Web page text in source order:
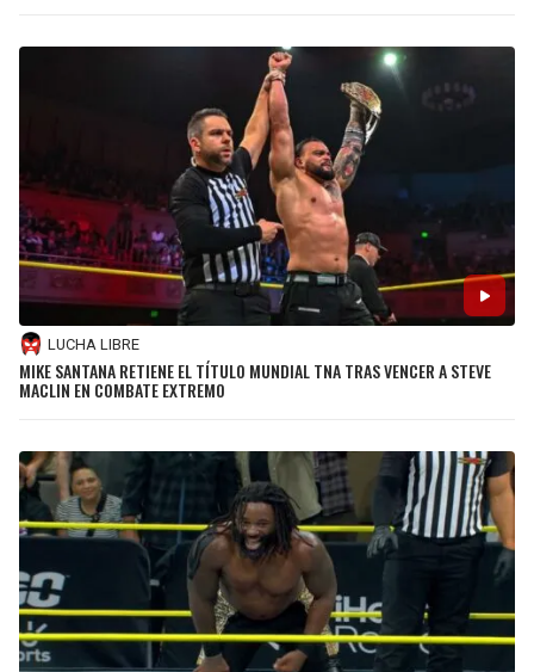
LUCHA LIBRE
MIKE SANTANA RETIENE EL TÍTULO MUNDIAL TNA TRAS VENCER A STEVE
MACLIN EN COMBATE EXTREMO